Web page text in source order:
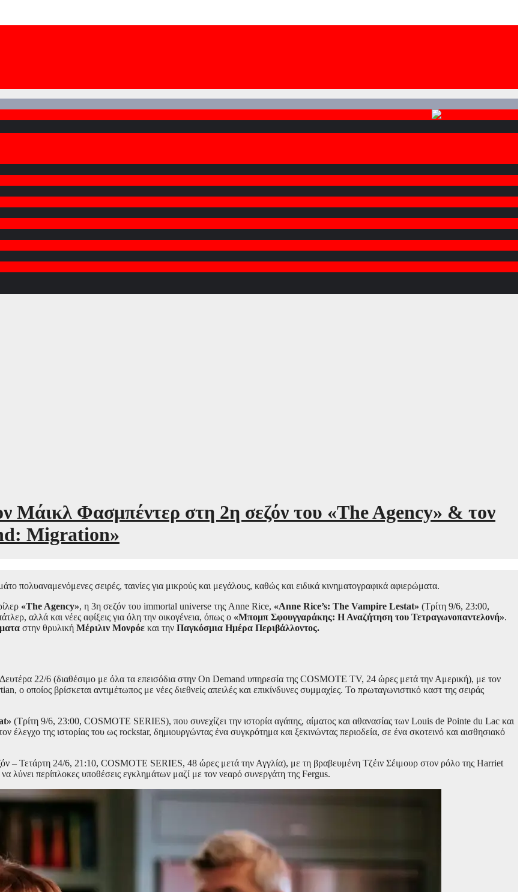
Μάικλ Φασμπέντερ στη 2η σεζόν του «The Agency» & τον
Migration»
σειρές, ταινίες για μικρούς και μεγάλους, καθώς και ειδικά κινηματογραφικά αφιερώματα.
«The Agency», η 3η σεζόν του immortal universe της Anne Rice, «Anne Rice’s: The Vampire Lestat» (Τρίτη 9/6, 23:00,
αλλά και νέες αφίξεις για όλη την οικογένεια, όπως ο «Μπομπ Σφουγγαράκης: Η Αναζήτηση του Τετραγωνοπαντελονή».
στην θρυλική Μέριλιν Μονρόε και την Παγκόσμια Ημέρα Περιβάλλοντος.
Δευτέρα 22/6 (διαθέσιμο με όλα τα επεισόδια στην On Demand υπηρεσία της COSMOTE TV, 24 ώρες μετά την Αμερική), με τον
οποίος βρίσκεται αντιμέτωπος με νέες διεθνείς απειλές και επικίνδυνες συμμαχίες. Το πρωταγωνιστικό καστ της σειράς
(Τρίτη 9/6, 23:00, COSMOTE SERIES), που συνεχίζει την ιστορία αγάπης, αίματος και αθανασίας των Louis de Pointe du Lac και
της ιστορίας του ως rockstar, δημιουργώντας ένα συγκρότημα και ξεκινώντας περιοδεία, σε ένα σκοτεινό και αισθησιακό
– Τετάρτη 24/6, 21:10, COSMOTE SERIES, 48 ώρες μετά την Αγγλία), με τη βραβευμένη Τζέιν Σέιμουρ στον ρόλο της Harriet
λύνει περίπλοκες υποθέσεις εγκλημάτων μαζί με τον νεαρό συνεργάτη της Fergus.